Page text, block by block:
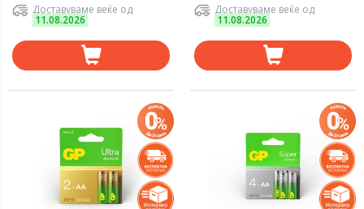
Доставуваме веќе од
11.08.2026
Доставуваме веќе од
11.08.2026